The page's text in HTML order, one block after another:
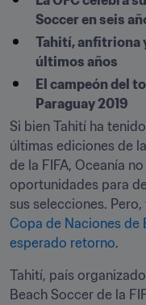
Soccer en seis
Tahití, anfitriona
últimos años
El campeón del
Paraguay 2019
Si bien Tahití ha
últimas ediciones de
de la FIFA, Oceanía
oportunidades para
Copa de Naciones de
esperado retorno.
Tahití, país
Beach Soccer de la